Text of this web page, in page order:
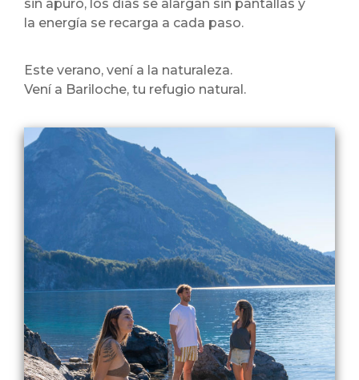
sin apuro, los días se alargan sin pantallas y
la energía se recarga a cada paso.
Este verano, vení a la naturaleza.
Vení a Bariloche, tu refugio natural.